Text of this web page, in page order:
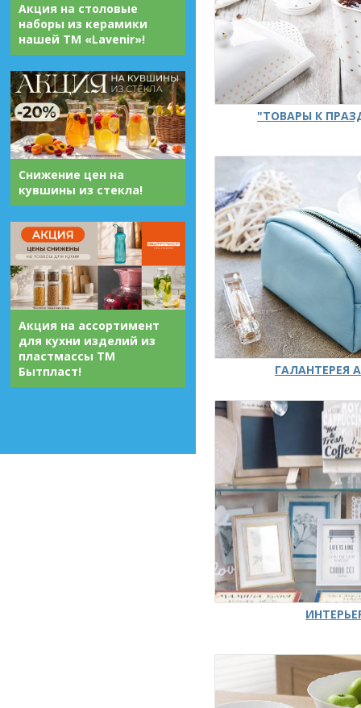
Акция на столовые
наборы из керамики
нашей ТМ «Lavenir»!
Снижение цен на
кувшины из стекла!
Акция на ассортимент
для кухни изделий из
пластмассы ТМ
Бытпласт!
"ТОВАРЫ К
ГАЛАНТЕРЕЯ